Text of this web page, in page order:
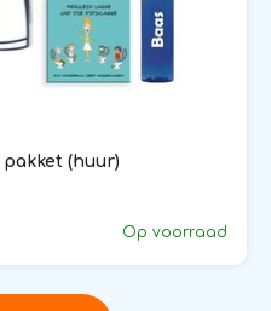
(huur)
Op voorraad